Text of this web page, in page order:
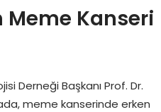
Meme Kanseri
Derneği Başkanı Prof. Dr.
meme kanserinde erken